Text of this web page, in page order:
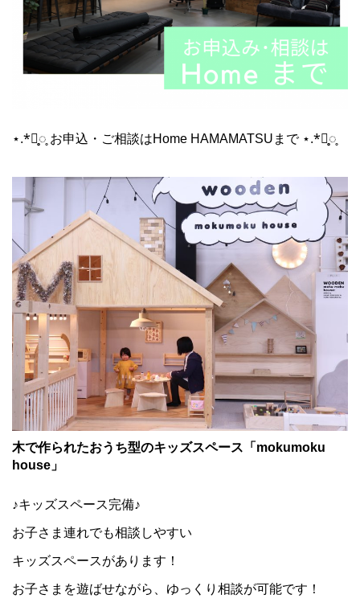
⋆.*⃝̥◌̥ お申込・ご相談はHome HAMAMATSUまで ⋆.*⃝̥◌̥
木で作られたおうち型のキッズスペース「mokumoku
house」
♪キッズスペース完備♪
お子さま連れでも相談しやすい
キッズスペースがあります！
お子さまを遊ばせながら、ゆっくり相談が可能です！